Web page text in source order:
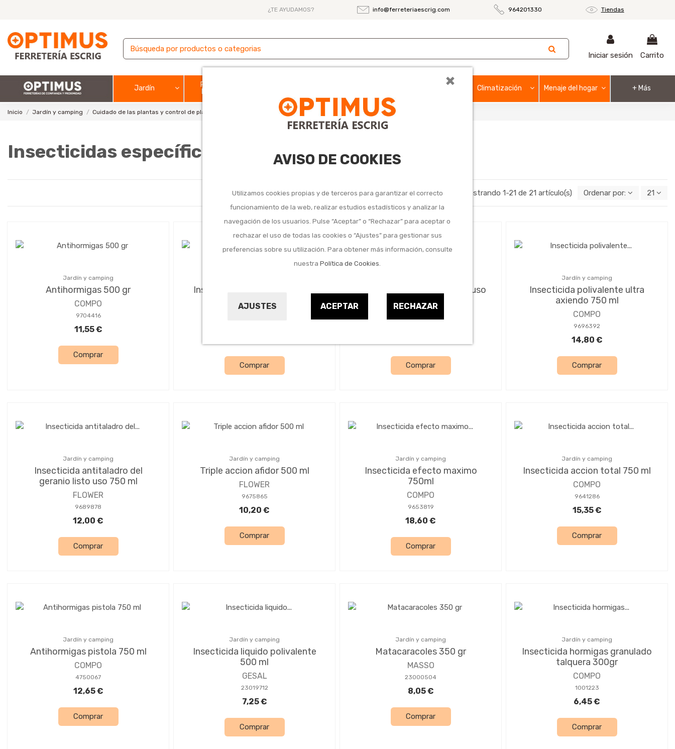
×
AVISO DE COOKIES
Utilizamos cookies propias y de terceros para garantizar el correcto
funcionamiento de la web, realizar estudios estadísticos y analizar la
navegación de los usuarios. Pulse “Aceptar” o “Rechazar” para aceptar o
rechazar el uso de todas las cookies o “Ajustes” para gestionar sus
preferencias sobre su utilización. Para obtener más información, consulte
nuestraPolítica de Cookies
AJUSTES ACEPTAR RECHAZAR
¿TE AYUDAMOS? info@ferreteriaescrig.com 964201330 Tiendas
Iniciar sesión Carrito
Jardín
Pintura y
Climatización Menaje del hogar + Más
Inicio Jardín y camping Cuidado de las plantas y control de plagas Insecticidas específicos para plantas
Insecticidas específicos para plantas
Mostrando 1-21 de 21 artículo(s) Ordenar por: 21
Jardín y camping
Antihormigas 500 gr
COMPO
9704416
11,55 €
Comprar
Insecticida antipulgones listo
para uso 750 ml
Comprar
Insecticida antitaladro listo uso
500 ml
Comprar
Jardín y camping
Insecticida polivalente ultra
axiendo 750 ml
COMPO
9696392
14,80 €
Comprar
Jardín y camping
Insecticida antitaladro del
geranio listo uso 750 ml
FLOWER
9689878
12,00 €
Comprar
Jardín y camping
Triple accion afidor 500 ml
FLOWER
9675865
10,20 €
Comprar
Jardín y camping
Insecticida efecto maximo
750ml
COMPO
9653819
18,60 €
Comprar
Jardín y camping
Insecticida accion total 750 ml
COMPO
9641286
15,35 €
Comprar
Jardín y camping
Antihormigas pistola 750 ml
COMPO
4750067
12,65 €
Comprar
Jardín y camping
Insecticida liquido polivalente
500 ml
GESAL
23019712
7,25 €
Comprar
Jardín y camping
Matacaracoles 350 gr
MASSO
23000504
8,05 €
Comprar
Jardín y camping
Insecticida hormigas granulado
talquera 300gr
COMPO
1001223
6,45 €
Comprar